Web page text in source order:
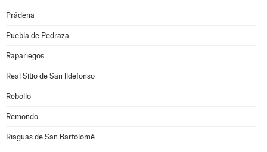
Prádena
Puebla de Pedraza
Rapariegos
Real Sitio de San Ildefonso
Rebollo
Remondo
Riaguas de San Bartolomé